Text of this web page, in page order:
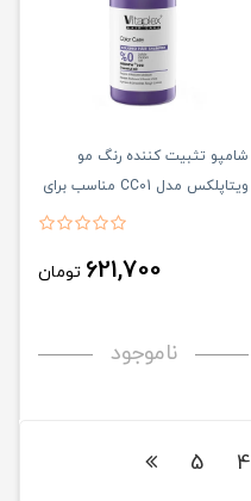
شامپو تثبیت کننده رنگ مو
ویتاپلکس مدل CC01 مناسب برای
موی رنگ شده حجم 500 میلی
621,700 تومان
ناموجود
4
5